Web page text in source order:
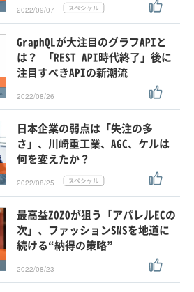
2022/09/07
GraphQLが大注目のグラフAPIと
は？ 「REST API時代終了」後に
注目すべきAPIの新潮流
2022/08/26
日本企業の弱点は「失注の多
さ」、川崎重工業、AGC、ケルは
何を変えたか？
2022/08/25
最高益ZOZOが狙う「アパレルECの
次」、ファッションSNSを地道に
続ける“納得の策略”
2022/08/23